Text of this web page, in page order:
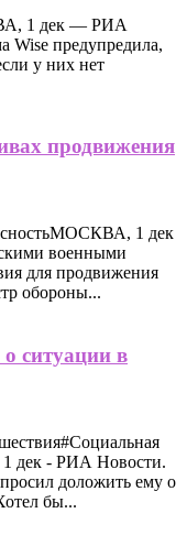
1 дек — РИА
Wise предупредила,
у них нет
продвижения
1 дек
военными
для продвижения
обороны...
ситуации в
дек - РИА Новости.
доложить ему о
бы...